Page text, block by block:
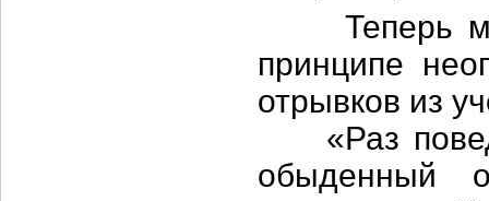
Теперь
принципе
отрывков из
«Раз
обыденный